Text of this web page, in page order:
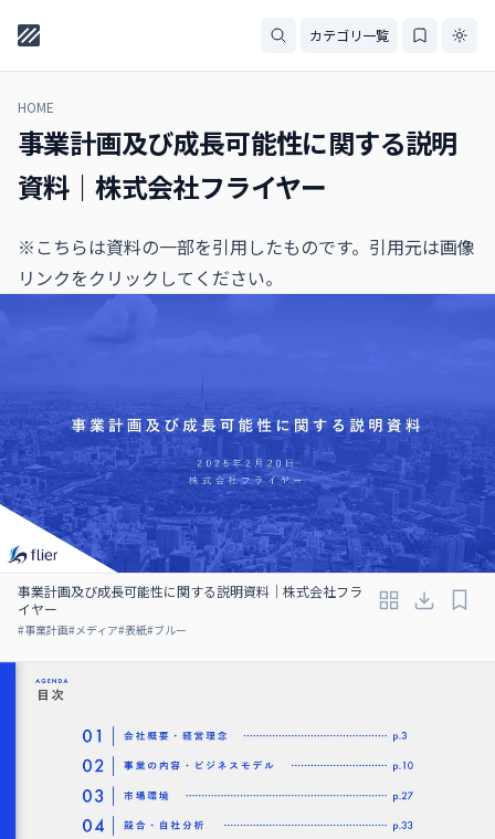
カテゴリ一覧
HOME
事業計画及び成⻑可能性に関する説明
資料｜株式会社フライヤー
※こちらは資料の一部を引用したものです。引用元は画像
リンクをクリックしてください。
事業計画及び成⻑可能性に関する説明資料｜株式会社フラ
イヤー
#事業計画#メディア#表紙#ブルー